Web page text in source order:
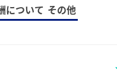
について その他